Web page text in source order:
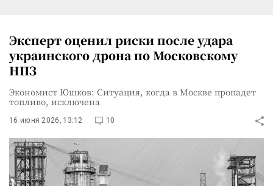
Эксперт оценил риски после удара
украинского дрона по Московскому
НПЗ
Экономист Юшков: Ситуация, когда в Москве пропадет
топливо, исключена
16 июня 2026, 13:12 10